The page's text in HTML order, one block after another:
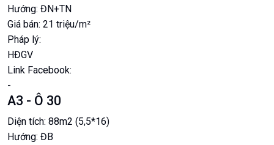
Hướng: ĐN+TN
Giá bán: 21 triệu/m²
Pháp lý:
HĐGV
Link Facebook:
-
A3 - Ô 30
Diện tích: 88m2 (5,5*16)
Hướng: ĐB